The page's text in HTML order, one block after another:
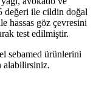
değeri ile cildin doğal
hassas göz çevresini
test edilmiştir.
sebamed ürünlerini
alabilirsiniz.